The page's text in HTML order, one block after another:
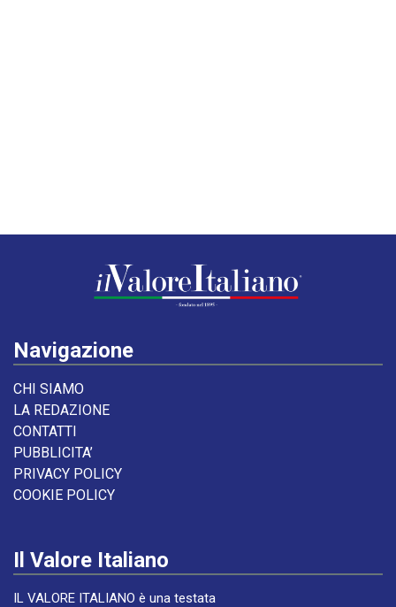
Navigazione
CHI SIAMO
LA REDAZIONE
CONTATTI
PUBBLICITA’
PRIVACY POLICY
COOKIE POLICY
Il Valore Italiano
IL VALORE ITALIANO è una testata